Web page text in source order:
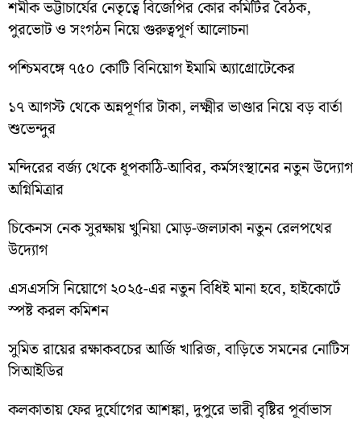
শমীক ভট্টাচার্যের নেতৃত্বে বিজেপির কোর কমিটির বৈঠক,
পুরভোট ও সংগঠন নিয়ে গুরুত্বপূর্ণ আলোচনা
পশ্চিমবঙ্গে ৭৫০ কোটি বিনিয়োগ ইমামি অ্যাগ্রোটেকের
১৭ আগস্ট থেকে অন্নপূর্ণার টাকা, লক্ষ্মীর ভাণ্ডার নিয়ে বড় বার্তা
শুভেন্দুর
মন্দিরের বর্জ্য থেকে ধূপকাঠি-আবির, কর্মসংস্থানের নতুন উদ্যোগ
অগ্নিমিত্রার
চিকেনস নেক সুরক্ষায় খুনিয়া মোড়-জলঢাকা নতুন রেলপথের
উদ্যোগ
এসএসসি নিয়োগে ২০২৫-এর নতুন বিধিই মানা হবে, হাইকোর্টে
স্পষ্ট করল কমিশন
সুমিত রায়ের রক্ষাকবচের আর্জি খারিজ, বাড়িতে সমনের নোটিস
সিআইডির
কলকাতায় ফের দুর্যোগের আশঙ্কা, দুপুরে ভারী বৃষ্টির পূর্বাভাস